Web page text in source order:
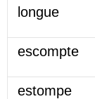
longue
escompte
estompe